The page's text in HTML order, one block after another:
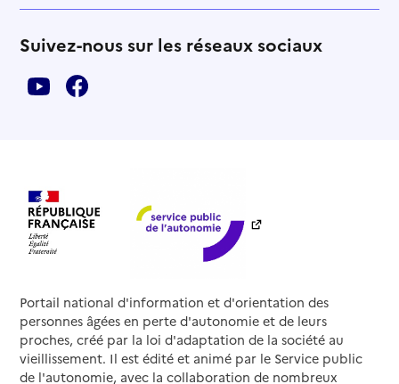
Suivez-nous sur les réseaux sociaux
Portail national d'information et d'orientation des
personnes âgées en perte d'autonomie et de leurs
proches, créé par la loi d'adaptation de la société au
vieillissement. Il est édité et animé par le Service public
de l'autonomie, avec la collaboration de nombreux